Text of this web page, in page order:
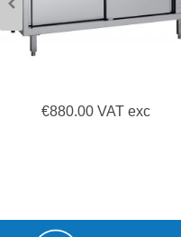
€880.00 VAT exc